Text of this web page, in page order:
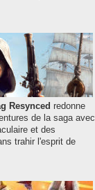
Resynced redonne
de la saga avec
et des
trahir l'esprit de